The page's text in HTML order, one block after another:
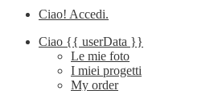
Ciao! Accedi.
Ciao {{ userData }}
Le mie foto
I miei progetti
My order